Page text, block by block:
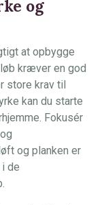
og
at opbygge
kræver en god
store krav til
kan du starte
Fokusér
og planken er
de